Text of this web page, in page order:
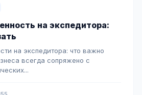
на экспедитора:
на экспедитора: что важно
всегда сопряжено с